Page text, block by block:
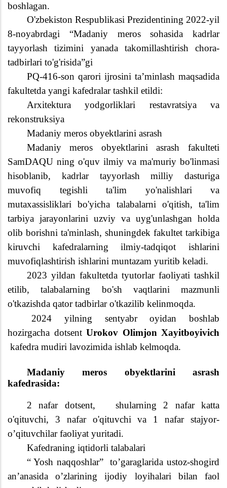
boshlagan.
O'zbekiston Respublikasi Prezidentining 2022-yil
8-noyabrdagi “Madaniy meros sohasida kadrlar
tayyorlash tizimini yanada takomillashtirish chora-
tadbirlari to'g'risida”gi
PQ-416-son qarori ijrosini ta’minlash maqsadida
fakultetda yangi kafedralar tashkil etildi:
Arxitektura yodgorliklari restavratsiya va
rekonstruksiya
Madaniy meros obyektlarini asrash
Madaniy meros obyektlarini asrash fakulteti
SamDAQU ning o'quv ilmiy va ma'muriy bo'linmasi
hisoblanib, kadrlar tayyorlash milliy dasturiga
muvofiq tegishli ta'lim yo'nalishlari va
mutaxassisliklari bo'yicha talabalarni o'qitish, ta'lim
tarbiya jarayonlarini uzviy va uyg'unlashgan holda
olib borishni ta'minlash, shuningdek fakultet tarkibiga
kiruvchi kafedralarning ilmiy-tadqiqot ishlarini
muvofiqlashtirish ishlarini muntazam yuritib keladi.
2023 yildan fakultetda tyutorlar faoliyati tashkil
etilib, talabalarning bo'sh vaqtlarini mazmunli
o'tkazishda qator tadbirlar o'tkazilib kelinmoqda.
2024 yilning sentyabr oyidan boshlab
hozirgacha dotsent Urokov Olimjon Xayitboyivich
kafedra mudiri lavozimida ishlab kelmoqda.
Madaniy meros obyektlarini asrash
kafedrasida:
2 nafar dotsent,
shularning 2 nafar katta
o'qituvchi, 3 nafar o'qituvchi va 1 nafar stajyor-
o’qituvchilar faoliyat yuritadi.
Kafedraning iqtidorli talabalari
“ Yosh naqqoshlar”
to’garaglarida ustoz-shogird
an’anasida o’zlarining ijodiy loyihalari bilan faol